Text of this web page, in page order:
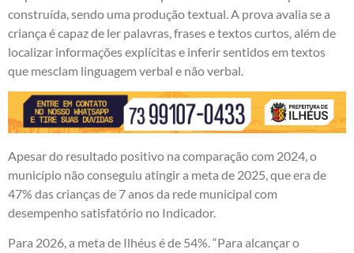
construída, sendo uma produção textual. A prova avalia se a
criança é capaz de ler palavras, frases e textos curtos, além de
localizar informações explícitas e inferir sentidos em textos
que mesclam linguagem verbal e não verbal.
Apesar do resultado positivo na comparação com 2024, o
município não conseguiu atingir a meta de 2025, que era de
47% das crianças de 7 anos da rede municipal com
desempenho satisfatório no Indicador.
Para 2026, a meta de Ilhéus é de 54%. “Para alcançar o